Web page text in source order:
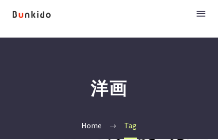
洋画
Home Tag